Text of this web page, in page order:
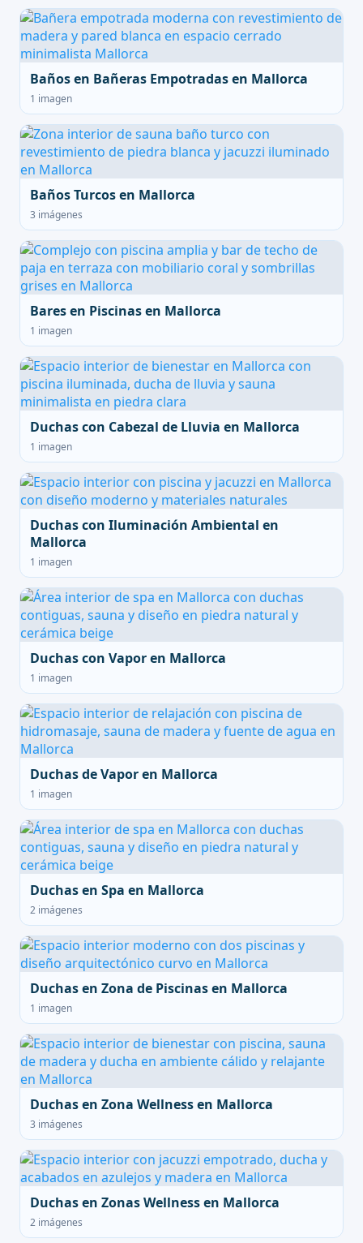
Baños en Bañeras Empotradas en Mallorca
1 imagen
Baños Turcos en Mallorca
3 imágenes
Bares en Piscinas en Mallorca
1 imagen
Duchas con Cabezal de Lluvia en Mallorca
1 imagen
Duchas con Iluminación Ambiental en
Mallorca
1 imagen
Duchas con Vapor en Mallorca
1 imagen
Duchas de Vapor en Mallorca
1 imagen
Duchas en Spa en Mallorca
2 imágenes
Duchas en Zona de Piscinas en Mallorca
1 imagen
Duchas en Zona Wellness en Mallorca
3 imágenes
Duchas en Zonas Wellness en Mallorca
2 imágenes